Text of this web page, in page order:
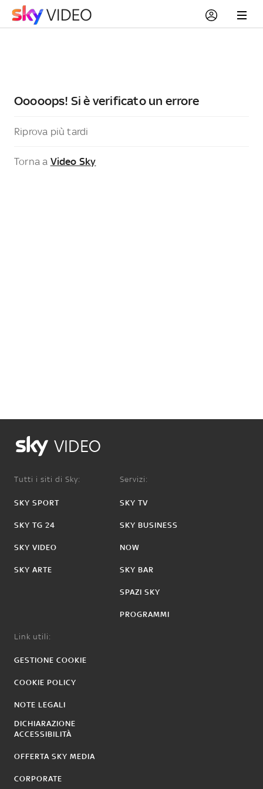
Ooooops! Si è verificato un errore
Riprova più tardi
Torna a Video Sky
VIDEO
Tutti i siti di Sky:
SKY SPORT
SKY TG 24
SKY VIDEO
SKY ARTE
Servizi:
SKY TV
SKY BUSINESS
NOW
SKY BAR
SPAZI SKY
PROGRAMMI
Link utili:
GESTIONE COOKIE
COOKIE POLICY
NOTE LEGALI
DICHIARAZIONE
ACCESSIBILITÀ
OFFERTA SKY MEDIA
CORPORATE